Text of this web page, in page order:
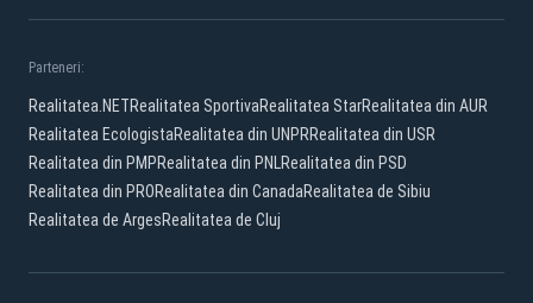
Parteneri:
Realitatea.NETRealitatea SportivaRealitatea StarRealitatea din AUR
Realitatea EcologistaRealitatea din UNPRRealitatea din USR
Realitatea din PMPRealitatea din PNLRealitatea din PSD
Realitatea din PRORealitatea din CanadaRealitatea de Sibiu
Realitatea de ArgesRealitatea de Cluj